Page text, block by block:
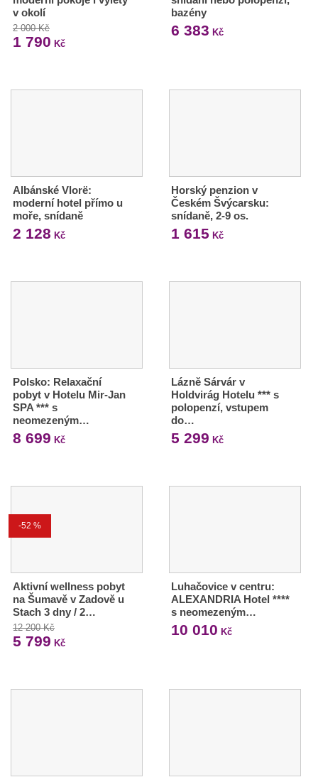
v okolí
2 000 Kč
1 790 Kč
bazény
6 383 Kč
Albánské Vlorë:
moderní hotel přímo u
moře, snídaně
2 128 Kč
Horský penzion v
Českém Švýcarsku:
snídaně, 2-9 os.
1 615 Kč
Polsko: Relaxační
pobyt v Hotelu Mir-Jan
SPA *** s
neomezeným…
8 699 Kč
Lázně Sárvár v
Holdvirág Hotelu *** s
polopenzí, vstupem
do…
5 299 Kč
-52 %
Aktivní wellness pobyt
na Šumavě v Zadově u
Stach 3 dny / 2…
12 200 Kč
5 799 Kč
Luhačovice v centru:
ALEXANDRIA Hotel ****
s neomezeným…
10 010 Kč